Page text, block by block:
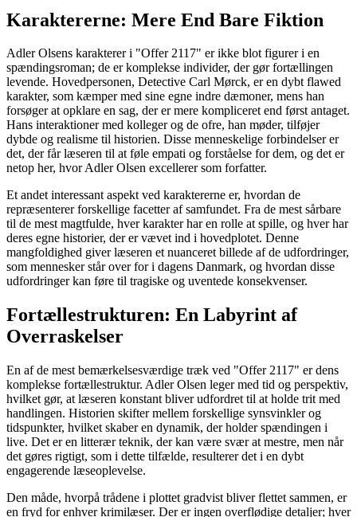
Karaktererne: Mere End Bare Fiktion
Adler Olsens karakterer i "Offer 2117" er ikke blot figurer i en
spændingsroman; de er komplekse individer, der gør fortællingen
levende. Hovedpersonen, Detective Carl Mørck, er en dybt flawed
karakter, som kæmper med sine egne indre dæmoner, mens han
forsøger at opklare en sag, der er mere kompliceret end først antaget.
Hans interaktioner med kolleger og de ofre, han møder, tilføjer
dybde og realisme til historien. Disse menneskelige forbindelser er
det, der får læseren til at føle empati og forståelse for dem, og det er
netop her, hvor Adler Olsen excellerer som forfatter.
Et andet interessant aspekt ved karaktererne er, hvordan de
repræsenterer forskellige facetter af samfundet. Fra de mest sårbare
til de mest magtfulde, hver karakter har en rolle at spille, og hver har
deres egne historier, der er vævet ind i hovedplotet. Denne
mangfoldighed giver læseren et nuanceret billede af de udfordringer,
som mennesker står over for i dagens Danmark, og hvordan disse
udfordringer kan føre til tragiske og uventede konsekvenser.
Fortællestrukturen: En Labyrint af
Overraskelser
En af de mest bemærkelsesværdige træk ved "Offer 2117" er dens
komplekse fortællestruktur. Adler Olsen leger med tid og perspektiv,
hvilket gør, at læseren konstant bliver udfordret til at holde trit med
handlingen. Historien skifter mellem forskellige synsvinkler og
tidspunkter, hvilket skaber en dynamik, der holder spændingen i
live. Det er en litterær teknik, der kan være svær at mestre, men når
det gøres rigtigt, som i dette tilfælde, resulterer det i en dybt
engagerende læseoplevelse.
Den måde, hvorpå trådene i plottet gradvist bliver flettet sammen, er
en fryd for enhver krimilæser. Der er ingen overflødige detaljer; hver